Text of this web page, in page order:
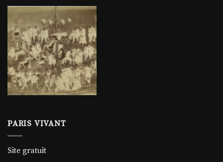
PARIS VIVANT
Site gratuit